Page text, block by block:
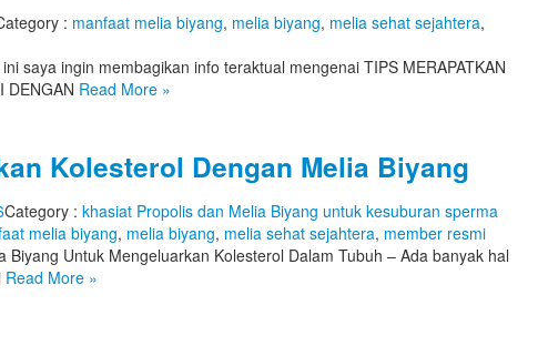
: manfaat melia biyang, melia biyang, melia sehat sejahtera,
saya ingin membagikan info teraktual mengenai TIPS MERAPATKAN
DENGAN Read More »
Kolesterol Dengan Melia Biyang
Category : khasiat Propolis dan Melia Biyang untuk kesuburan sperma
melia biyang, melia biyang, melia sehat sejahtera, member resmi
Biyang Untuk Mengeluarkan Kolesterol Dalam Tubuh – Ada banyak hal
Read More »